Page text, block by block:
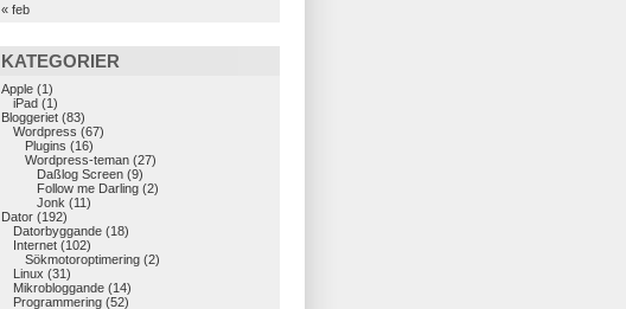
« feb
KATEGORIER
Apple(1)
iPad(1)
Bloggeriet(83)
Wordpress (67)
Plugins (16)
Wordpress-teman(27)
Daßlog Screen(9)
Follow me Darling(2)
Jonk (11)
Dator(192)
Datorbyggande(18)
Internet(102)
Sökmotoroptimering(2)
Linux (31)
Mikrobloggande(14)
Programmering(52)